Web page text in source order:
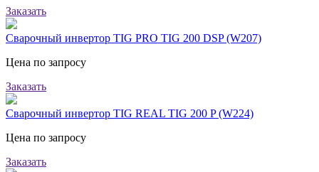
Заказать
Сварочный инвертор TIG PRO TIG 200 DSP (W207)
Цена по запросу
Заказать
Сварочный инвертор TIG REAL TIG 200 P (W224)
Цена по запросу
Заказать